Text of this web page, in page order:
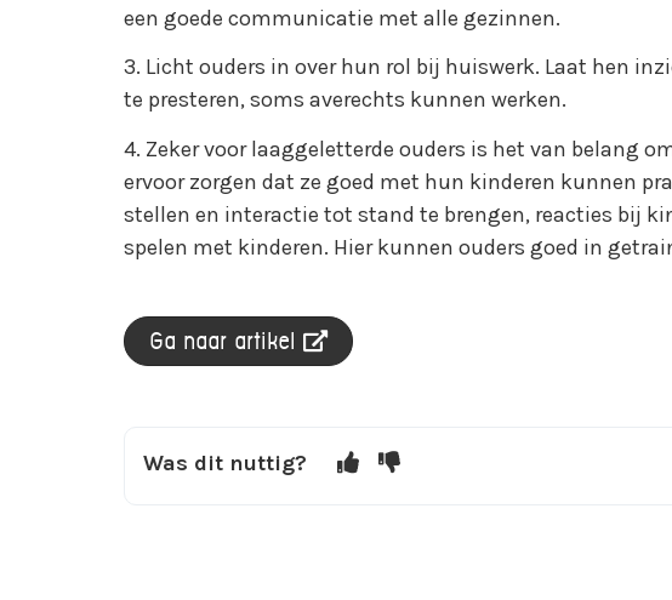
een goede communicatie met alle gezinnen.
3. Licht ouders in over hun rol bij huiswerk. Laat hen
te presteren, soms averechts kunnen werken.
4. Zeker voor laaggeletterde ouders is het van belang
ervoor zorgen dat ze goed met hun kinderen kunnen
stellen en interactie tot stand te brengen, reacties bij
spelen met kinderen. Hier kunnen ouders goed in
Ga naar artikel
Was dit nuttig?